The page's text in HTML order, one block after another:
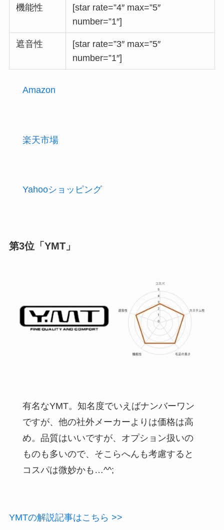
機能性
[star rate=”4″ max=”5″
number=”1″]
遮音性
[star rate=”3″ max=”5″
number=”1″]
Amazon
楽天市場
Yahooショッピング
第3位「YMT」
有名なYMT。知名度でいえばナンバーワン
ですが、他の社外メーカーよりは価格は高
め。品質はいいですが、オプション扱いの
ものも多いので、そこらへんも考慮すると
コスパは微妙かも…^^;
YMTの解説記事はこちら >>